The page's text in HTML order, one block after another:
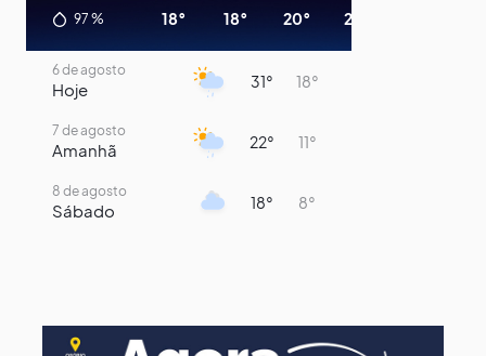
97 % 18° 18° 20° 27°
6 de agosto
Hoje 31° 18°
7 de agosto
Amanhã 22° 11°
8 de agosto
Sábado 18° 8°
Segunda-Feira 14° 7°